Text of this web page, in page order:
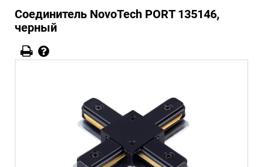
Соединитель NovoTech PORT 135146,
черный